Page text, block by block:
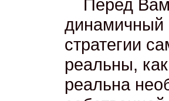
Перед
динамичный
стратегии
реальны, как
реальна